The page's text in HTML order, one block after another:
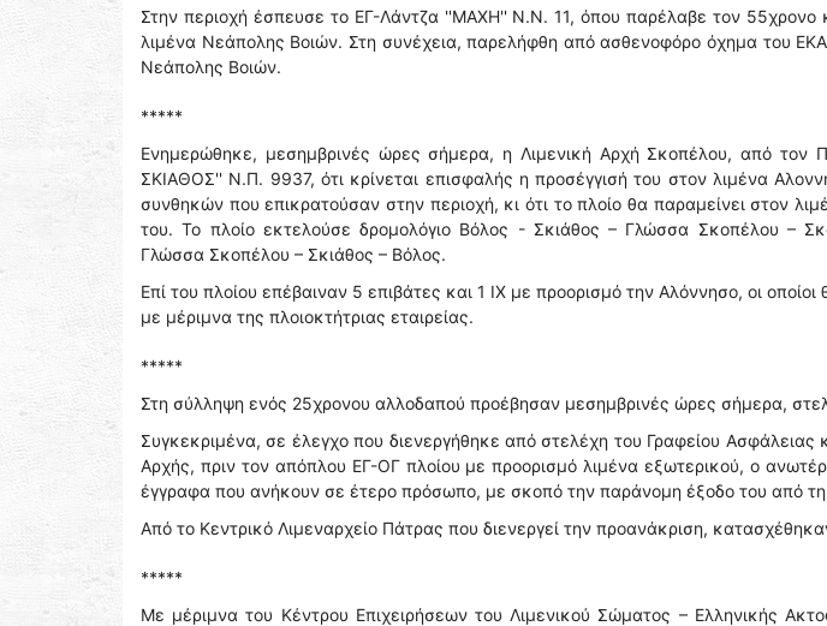
Στην περιοχή έσπευσε το ΕΓ-Λάντζα ''ΜΑΧΗ'' Ν.Ν. 11, όπου παρέλαβε τον 55χρονο
λιμένα Νεάπολης Βοιών. Στη συνέχεια, παρελήφθη από ασθενοφόρο όχημα του
Νεάπολης Βοιών.
*****
Ενημερώθηκε, μεσημβρινές ώρες σήμερα, η Λιμενική Αρχή Σκοπέλου, από τον
ΣΚΙΑΘΟΣ'' Ν.Π. 9937, ότι κρίνεται επισφαλής η προσέγγισή του στον λιμένα
συνθηκών που επικρατούσαν στην περιοχή, κι ότι το πλοίο θα παραμείνει στον
του. Το πλοίο εκτελούσε δρομολόγιο Βόλος - Σκιάθος – Γλώσσα Σκοπέλου –
Γλώσσα Σκοπέλου – Σκιάθος – Βόλος.
Επί του πλοίου επέβαιναν 5 επιβάτες και 1 ΙΧ με προορισμό την Αλόννησο, οι
με μέριμνα της πλοιοκτήτριας εταιρείας.
*****
Στη σύλληψη ενός 25χρονου αλλοδαπού προέβησαν μεσημβρινές ώρες σήμερα,
Συγκεκριμένα, σε έλεγχο που διενεργήθηκε από στελέχη του Γραφείου Ασφάλειας
Αρχής, πριν τον απόπλου ΕΓ-ΟΓ πλοίου με προορισμό λιμένα εξωτερικού, ο
έγγραφα που ανήκουν σε έτερο πρόσωπο, με σκοπό την παράνομη έξοδο του από
Από το Κεντρικό Λιμεναρχείο Πάτρας που διενεργεί την προανάκριση,
*****
Με μέριμνα του Κέντρου Επιχειρήσεων του Λιμενικού Σώματος – Ελληνικής